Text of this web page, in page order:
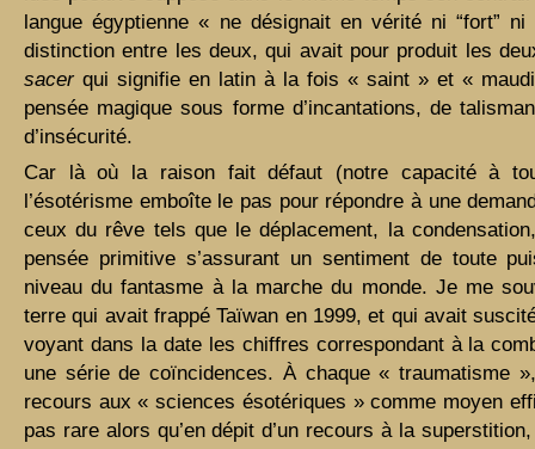
langue égyptienne « ne désignait en vérité ni “fort”
distinction entre les deux, qui avait pour produit les
sacerqui signifie en latin à la fois « saint » et «
pensée magique sous forme d’incantations, de
d’insécurité.
Car là où la raison fait défaut (notre capacité à
l’ésotérisme emboîte le pas pour répondre à une
ceux du rêve tels que le déplacement, la
pensée primitive s’assurant un sentiment de toute
niveau du fantasme à la marche du monde. Je me
terre qui avait frappé Taïwan en 1999, et qui avait
voyant dans la date les chiffres correspondant à la
une série de coïncidences. À chaque « traumatisme
recours aux « sciences ésotériques » comme moyen
pas rare alors qu’en dépit d’un recours à la